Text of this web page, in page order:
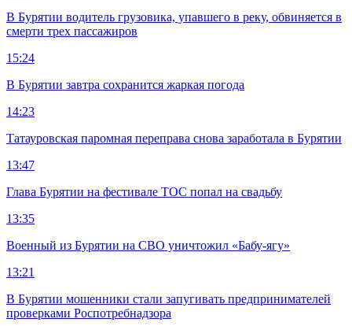
В Бурятии водитель грузовика, упавшего в реку, обвиняется в
смерти трех пассажиров
15:24
В Бурятии завтра сохранится жаркая погода
14:23
Татауровская паромная переправа снова заработала в Бурятии
13:47
Глава Бурятии на фестивале ТОС попал на свадьбу
13:35
Военный из Бурятии на СВО уничтожил «Бабу-ягу»
13:21
В Бурятии мошенники стали запугивать предпринимателей
проверками Роспотребнадзора